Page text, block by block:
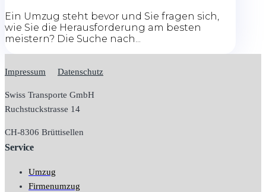
Ein Umzug steht bevor und Sie fragen sich,
wie Sie die Herausforderung am besten
meistern? Die Suche nach...
Impressum Datenschutz
Swiss Transporte GmbH
Ruchstuckstrasse 14
CH-8306 Brüttisellen
Service
Umzug
Firmenumzug